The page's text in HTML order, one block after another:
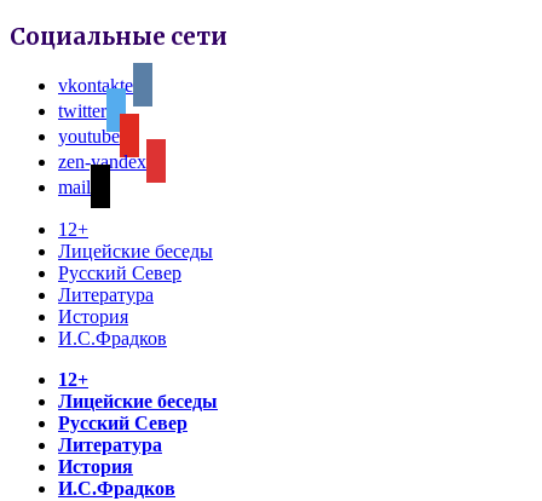
Социальные сети
vkontakte
twitter
youtube
zen-yandex
mail
12+
Лицейские беседы
Русский Север
Литература
История
И.С.Фрадков
12+
Лицейские беседы
Русский Север
Литература
История
И.С.Фрадков